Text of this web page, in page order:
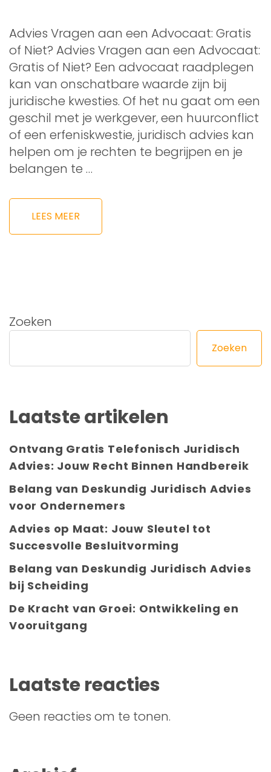
Advies Vragen aan een Advocaat: Gratis
of Niet? Advies Vragen aan een Advocaat:
Gratis of Niet? Een advocaat raadplegen
kan van onschatbare waarde zijn bij
juridische kwesties. Of het nu gaat om een
geschil met je werkgever, een huurconflict
of een erfeniskwestie, juridisch advies kan
helpen om je rechten te begrijpen en je
belangen te …
LEES MEER
Zoeken
Zoeken
Laatste artikelen
Ontvang Gratis Telefonisch Juridisch
Advies: Jouw Recht Binnen Handbereik
Belang van Deskundig Juridisch Advies
voor Ondernemers
Advies op Maat: Jouw Sleutel tot
Succesvolle Besluitvorming
Belang van Deskundig Juridisch Advies
bij Scheiding
De Kracht van Groei: Ontwikkeling en
Vooruitgang
Laatste reacties
Geen reacties om te tonen.